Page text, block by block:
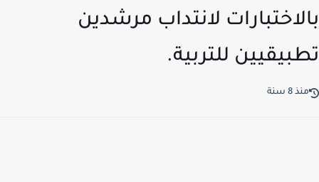
لانتداب مرشدين
للتربية.
8 سنة